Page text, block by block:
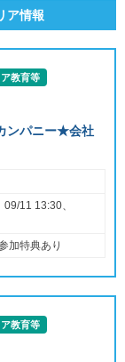
ア情報
教育等
ンパニー★会社
11 13:30、
加特典あり
教育等